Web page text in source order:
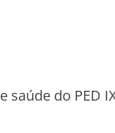
saúde do PED